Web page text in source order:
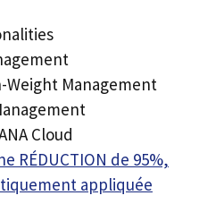
Management
Cloud
RÉDUCTION de 95%,
appliquée